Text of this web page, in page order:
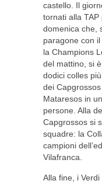
castello. Il
tornati alla
domenica che,
paragone con
la Champions
del mattino, si
dodici colles
dei
Mataresos in
persone. Alla
Capgrossos si
squadre: la
campioni
Vilafranca.
Alla fine, i